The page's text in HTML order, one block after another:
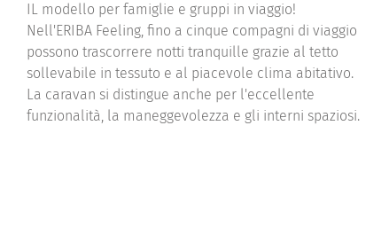
IL modello per famiglie e gruppi in viaggio!
Nell'ERIBA Feeling, fino a cinque compagni di viaggio
possono trascorrere notti tranquille grazie al tetto
sollevabile in tessuto e al piacevole clima abitativo.
La caravan si distingue anche per l'eccellente
funzionalità, la maneggevolezza e gli interni spaziosi.